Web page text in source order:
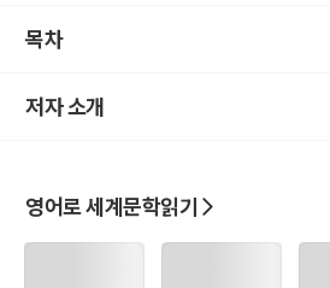
목차
저자 소개
영어로 세계문학읽기